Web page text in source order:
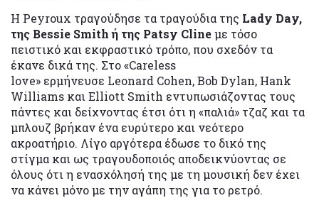
Η Peyroux τραγούδησε τα τραγούδια της Lady Day,
της Bessie Smith ή της Patsy Clineμε τόσο
πειστικό και εκφραστικό τρόπο, που σχεδόν τα
έκανε δικά της. Στο «Careless
love» ερμήνευσε Leonard Cohen, Bob Dylan, Hank
Williams και Elliott Smith εντυπωσιάζοντας τους
πάντες και δείχνοντας έτσι ότι η «παλιά» τζαζ και τα
μπλουζ βρήκαν ένα ευρύτερο και νεότερο
ακροατήριο. Λίγο αργότερα έδωσε το δικό της
στίγμα και ως τραγουδοποιός αποδεικνύοντας σε
όλους ότι η ενασχόλησή της με τη μουσική δεν έχει
να κάνει μόνο με την αγάπη της για το ρετρό.